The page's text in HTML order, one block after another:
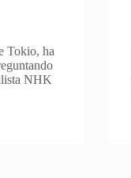
Tokio, ha
NHK